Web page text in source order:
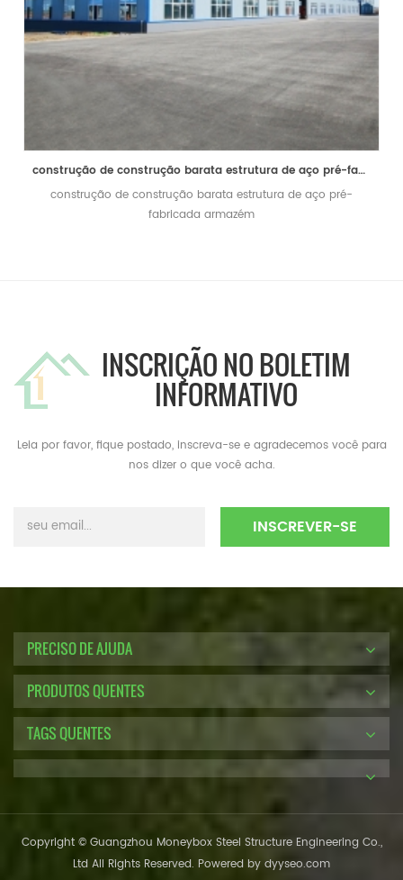
construção de construção barata estrutura de aço pré-fabricada armazém
construção de construção barata estrutura de aço pré-
fabricada armazém
INSCRIÇÃO NO BOLETIM
INFORMATIVO
Leia por favor, fique postado, inscreva-se e agradecemos você para
nos dizer o que você acha.
PRECISO DE AJUDA
PRODUTOS QUENTES
TAGS QUENTES
Copyright © Guangzhou Moneybox Steel Structure Engineering Co.,
Ltd All Rights Reserved. Powered by dyyseo.com